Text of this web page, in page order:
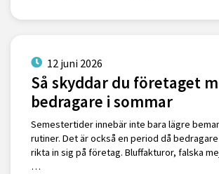
12 juni 2026
Så skyddar du företaget
bedragare i sommar
Semestertider innebär inte bara lägre
rutiner. Det är också en period då
rikta in sig på företag. Bluffakturor, falska
…